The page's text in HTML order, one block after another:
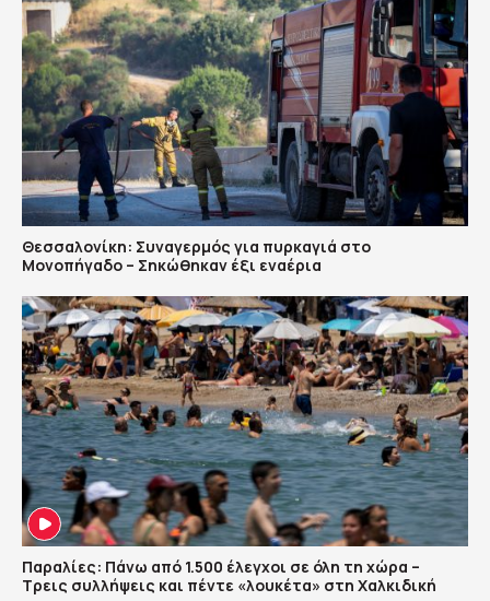
Θεσσαλονίκη: Συναγερμός για πυρκαγιά στο
Μονοπήγαδο – Σηκώθηκαν έξι εναέρια
Παραλίες: Πάνω από 1.500 έλεγχοι σε όλη τη χώρα –
Τρεις συλλήψεις και πέντε «λουκέτα» στη Χαλκιδική